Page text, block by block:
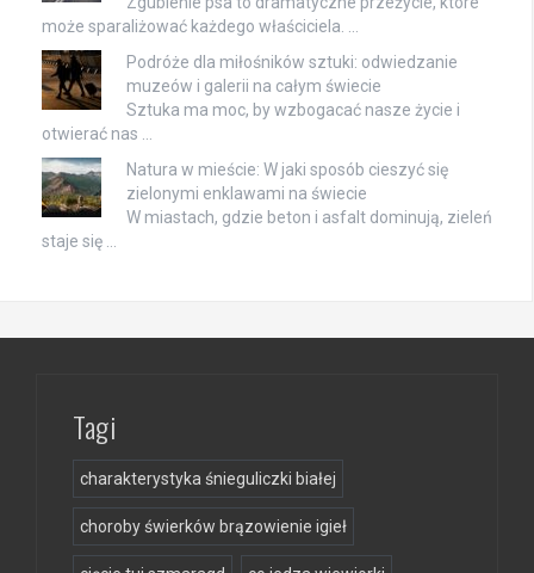
może sparaliżować każdego właściciela. …
Podróże dla miłośników sztuki: odwiedzanie
muzeów i galerii na całym świecie
Sztuka ma moc, by wzbogacać nasze życie i
otwierać nas …
Natura w mieście: W jaki sposób cieszyć się
zielonymi enklawami na świecie
W miastach, gdzie beton i asfalt dominują, zieleń
staje się …
Tagi
charakterystyka śnieguliczki białej
choroby świerków brązowienie igieł